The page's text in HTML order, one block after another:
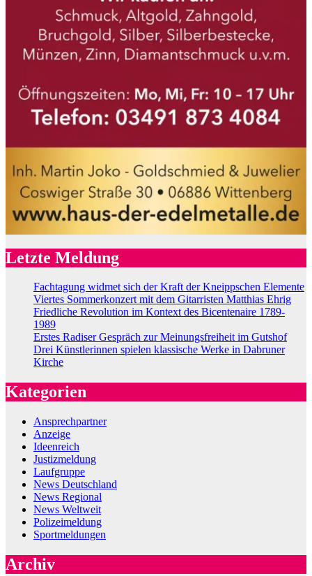
Letzte Meldung
Fachtagung widmet sich der Kraft der Kneippschen Elemente
Viertes Sommerkonzert mit dem Gitarristen Matthias Ehrig
Friedliche Revolution im Kontext des Bicentenaire 1789-
1989
Erstes Radiser Gespräch zur Meinungsfreiheit im Gutshof
Drei Künstlerinnen spielen klassische Werke in Dabruner
Kirche
Kategorien
Ansprechpartner
Anzeige
Ideenreich
Justizmeldung
Laufgruppe
News Deutschland
News Regional
News Weltweit
Polizeimeldung
Sportmeldungen
Archiv